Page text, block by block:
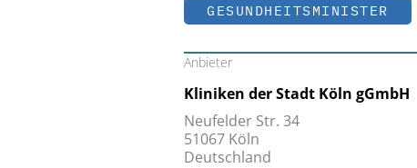
GESUNDHEITSMINISTER
Anbieter
Kliniken der Stadt Köln gGmbH
Neufelder Str. 34
51067 Köln
Deutschland